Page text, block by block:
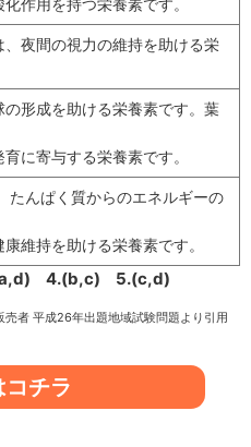
作用を持つ栄養素です。
、夜間の視力の維持を助ける栄
の形成を助ける栄養素です。葉
に寄与する栄養素です。
たんぱく質からのエネルギーの
維持を助ける栄養素です。
4.(b,c) 5.(c,d)
売者 平成26年出題地域試験問題より引用
チラ